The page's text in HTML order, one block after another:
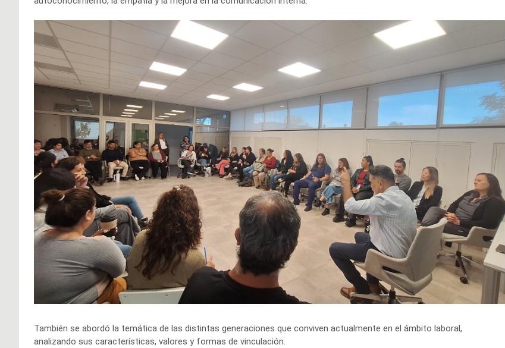
También se abordó la temática de las distintas generaciones que conviven actualmente en el ámbito laboral,
analizando sus características, valores y formas de vinculación.